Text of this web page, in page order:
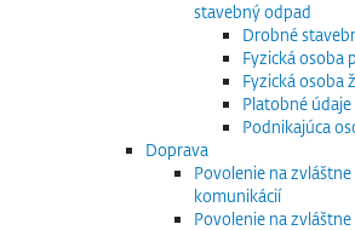
stavebný odpad
Drobné
Fyzická osoba
Fyzická osoba
Platobné údaje
Podnikajúca
Doprava
Povolenie na
komunikácií
Povolenie na